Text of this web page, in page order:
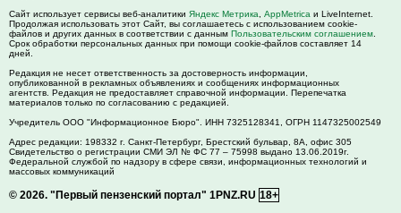
Сайт использует сервисы веб-аналитики Яндекс Метрика AppMetrica и LiveInternet.
Продолжая использовать этот Сайт, вы соглашаетесь с использованием cookie-
файлов и других данных в соответствии с данным Пользовательским соглашением
Срок обработки персональных данных при помощи cookie-файлов составляет 14
дней.
Редакция не несет ответственность за достоверность информации,
опубликованной в рекламных объявлениях и сообщениях информационных
агентств. Редакция не предоставляет справочной информации. Перепечатка
материалов только по согласованию с редакцией.
Учредитель ООО "Информационное Бюро". ИНН 7325128341, ОГРН 1147325002549
Адрес редакции: 198332 г. Санкт-Петербург, Брестский бульвар, 8А, офис 305
Свидетельство о регистрации СМИ ЭЛ № ФС 77 – 75998 выдано 13.06.2019г.
Федеральной службой по надзору в сфере связи, информационных технологий и
массовых коммуникаций
© 2026. "Первый пензенский портал" 1PNZ.RU 18+